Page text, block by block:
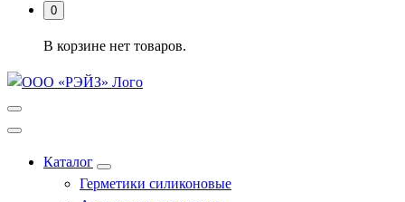
0
В корзине нет товаров.
Каталог
Герметики силиконовые